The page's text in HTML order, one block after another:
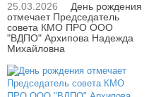
25.03.2026
День рождения
отмечает Председатель
совета КМО ПРО ООО
"ВДПО" Архипова Надежда
Михайловна